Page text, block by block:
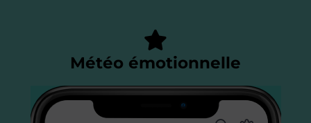
Météo émotionnelle